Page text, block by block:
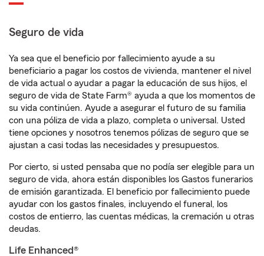
Seguro de vida
Ya sea que el beneficio por fallecimiento ayude a su
beneficiario a pagar los costos de vivienda, mantener el nivel
de vida actual o ayudar a pagar la educación de sus hijos, el
seguro de vida de State Farm® ayuda a que los momentos de
su vida continúen. Ayude a asegurar el futuro de su familia
con una póliza de vida a plazo, completa o universal. Usted
tiene opciones y nosotros tenemos pólizas de seguro que se
ajustan a casi todas las necesidades y presupuestos.
Por cierto, si usted pensaba que no podía ser elegible para un
seguro de vida, ahora están disponibles los Gastos funerarios
de emisión garantizada. El beneficio por fallecimiento puede
ayudar con los gastos finales, incluyendo el funeral, los
costos de entierro, las cuentas médicas, la cremación u otras
deudas.
Life Enhanced®